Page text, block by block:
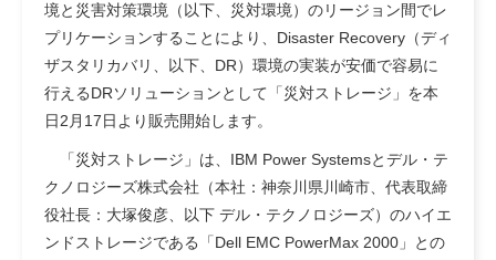
境と災害対策環境（以下、災対環境）のリージョン間でレ
プリケーションすることにより、Disaster Recovery（ディ
ザスタリカバリ、以下、DR）環境の実装が安価で容易に
行えるDRソリューションとして「災対ストレージ」を本
日2月17日より販売開始します。
「災対ストレージ」は、IBM Power Systemsとデル・テ
クノロジーズ株式会社（本社：神奈川県川崎市、代表取締
役社長：大塚俊彦、以下 デル・テクノロジーズ）のハイエ
ンドストレージである「Dell EMC PowerMax 2000」との